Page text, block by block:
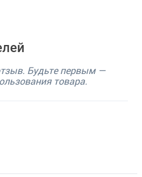
Будьте первым —
товара.